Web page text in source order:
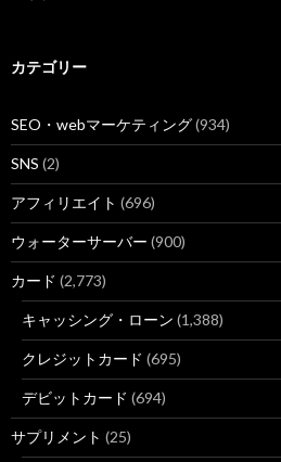
カテゴリー
SEO・webマーケティング(934)
SNS (2)
アフィリエイト (696)
ウォーターサーバー (900)
カード (2,773)
キャッシング・ローン (1,388)
クレジットカード (695)
デビットカード (694)
サプリメント (25)